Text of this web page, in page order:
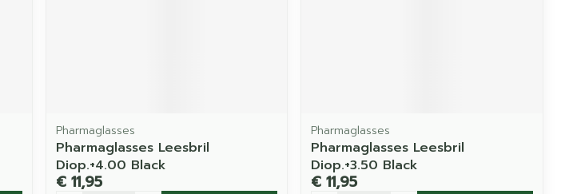
Pharmaglasses
Pharmaglasses Leesbril
Diop.+4.00 Black
€ 11,95
Pharmaglasses
Pharmaglasses Leesbril
Diop.+3.50 Black
€ 11,95